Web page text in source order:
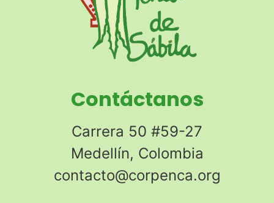
Contáctanos
Carrera 50 #59-27
Medellín, Colombia
contacto@corpenca.org